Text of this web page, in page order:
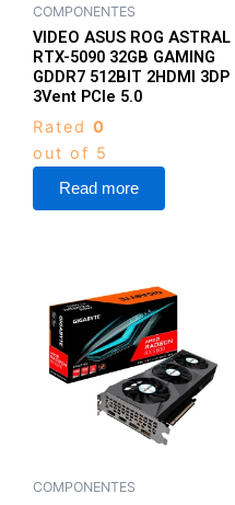
COMPONENTES
VIDEO ASUS ROG ASTRAL
RTX-5090 32GB GAMING
GDDR7 512BIT 2HDMI 3DP
3Vent PCIe 5.0
Rated 0
out of 5
Read more
COMPONENTES